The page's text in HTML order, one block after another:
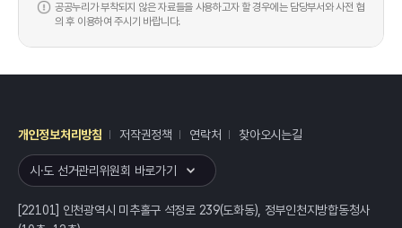
공공누리가 부착되지 않은 자료들을 사용하고자 할 경우에는 담당부서와 사전 협
의 후 이용하여 주시기 바랍니다.
개인정보처리방침 저작권정책 연락처 찾아오시는길
시·도 선거관리위원회 바로가기
[22101] 인천광역시 미추홀구 석정로 239(도화동), 정부인천지방합동청사